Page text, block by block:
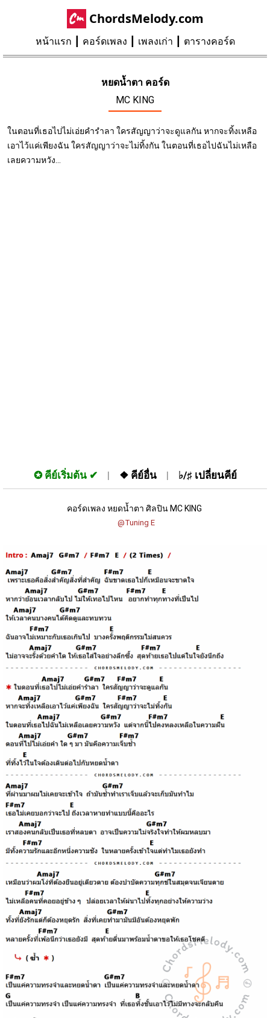
ChordsMelody.com
หน้าแรก คอร์ดเพลง เพลงเก่า ตารางคอร์ด
หยดน้ำตา คอร์ด
MC KING
ในตอนที่เธอไปไม่เอ่ยคำรำลา ใครสัญญาว่าจะดูแลกัน หากจะทิ้งเหลือ
เอาไว้แค่เพียงฉัน ใครสัญญาว่าจะไม่ทิ้งกัน ในตอนที่เธอไปฉันไม่เหลือ
เลยความหวัง...
✪ คีย์เริ่มต้น ❖ คีย์อื่น ♭/♯ เปลี่ยนคีย์
คอร์ดเพลง หยดน้ำตา ศิลปิน MC KING
@Tuning E